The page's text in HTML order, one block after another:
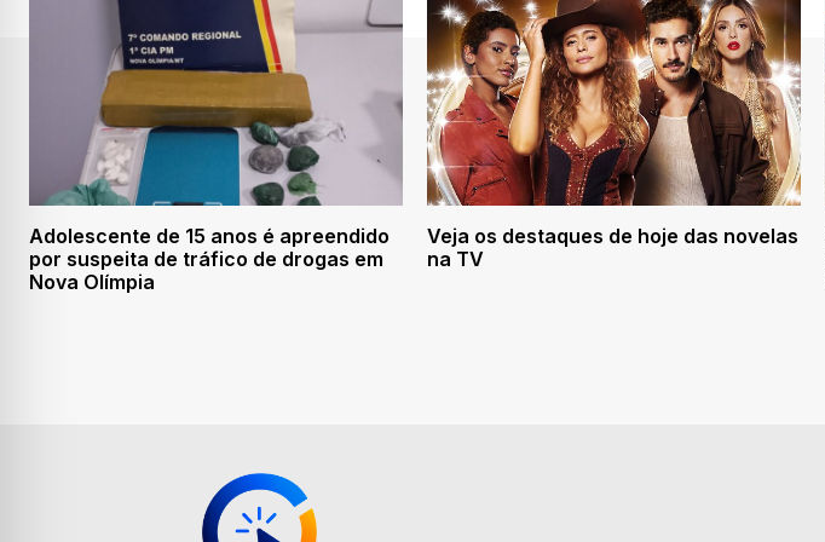
Adolescente de 15 anos é apreendido
por suspeita de tráfico de drogas em
Nova Olímpia
Veja os destaques de hoje das novelas
na TV